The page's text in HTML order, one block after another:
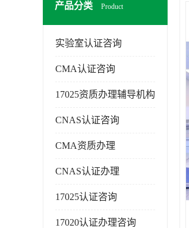
产品分类 Product
实验室认证咨询
CMA认证咨询
17025资质办理辅导机构
CNAS认证咨询
CMA资质办理
CNAS认证办理
17025认证咨询
17020认证办理咨询